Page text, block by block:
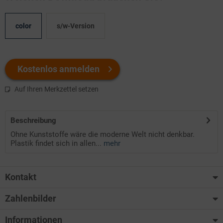
color s/w-Version
Kostenlos anmelden
Auf Ihren Merkzettel setzen
Beschreibung
Ohne Kunststoffe wäre die moderne Welt nicht denkbar.
Plastik findet sich in allen... mehr
Kontakt
Zahlenbilder
Informationen